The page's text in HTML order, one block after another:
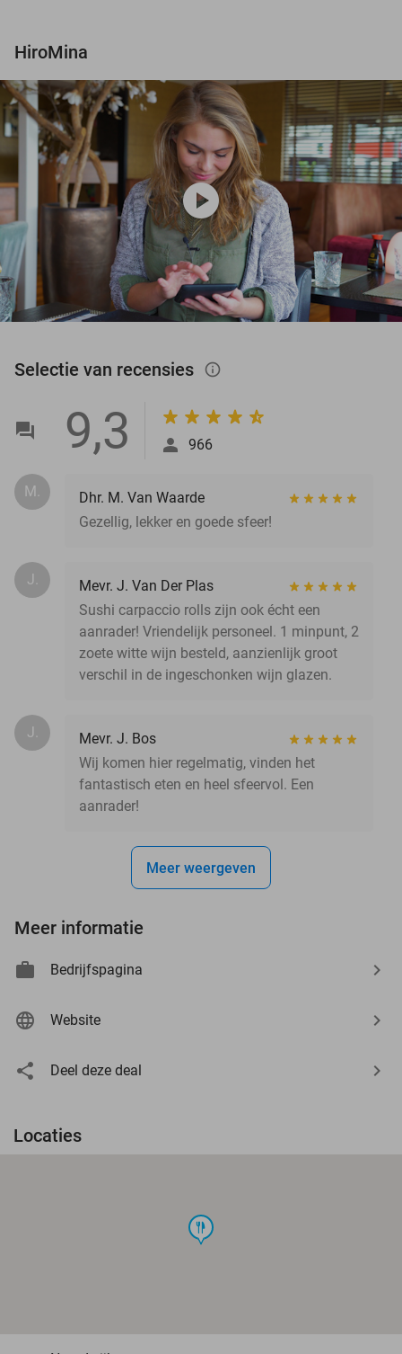
HiroMina
play_circle
Selectie van recensies info_outlined
9,3 966
M.
Dhr. M. Van Waarde
Gezellig, lekker en goede sfeer!
J.
Mevr. J. Van Der Plas
Sushi carpaccio rolls zijn ook écht een
aanrader! Vriendelijk personeel. 1 minpunt, 2
zoete witte wijn besteld, aanzienlijk groot
verschil in de ingeschonken wijn glazen.
J.
Mevr. J. Bos
Wij komen hier regelmatig, vinden het
fantastisch eten en heel sfeervol. Een
aanrader!
Meer weergeven
Meer informatie
Bedrijfspagina
Website
Deel deze deal
Locaties
food